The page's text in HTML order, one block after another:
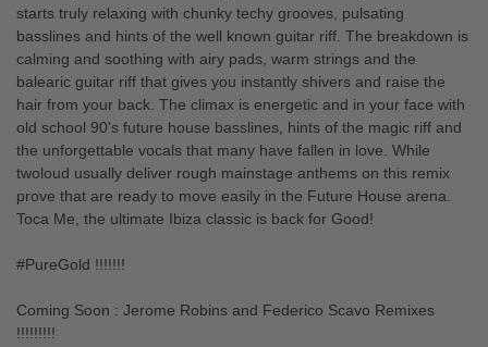
starts truly relaxing with chunky techy grooves, pulsating
basslines and hints of the well known guitar riff. The breakdown is
calming and soothing with airy pads, warm strings and the
balearic guitar riff that gives you instantly shivers and raise the
hair from your back. The climax is energetic and in your face with
old school 90's future house basslines, hints of the magic riff and
the unforgettable vocals that many have fallen in love. While
twoloud usually deliver rough mainstage anthems on this remix
prove that are ready to move easily in the Future House arena.
Toca Me, the ultimate Ibiza classic is back for Good!
#PureGold !!!!!!!
Coming Soon : Jerome Robins and Federico Scavo Remixes
!!!!!!!!!